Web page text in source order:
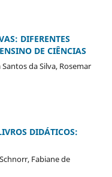
DIFERENTES
DE CIÊNCIAS
da Silva, Rosemar
DIDÁTICOS:
Fabiane de